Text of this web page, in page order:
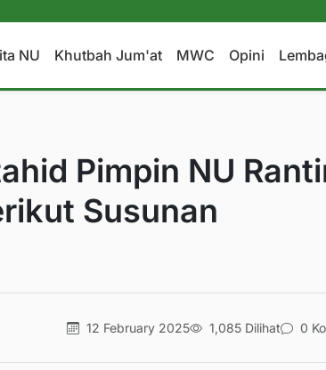
NU Khutbah Jum'at MWC Opini
Pimpin NU
Susunan
12 February 2025 1,085 Dilihat 0